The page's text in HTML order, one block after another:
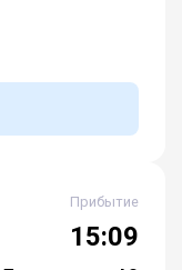
Прибытие
15:09